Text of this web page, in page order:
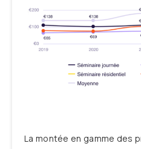
La montée en gamme des